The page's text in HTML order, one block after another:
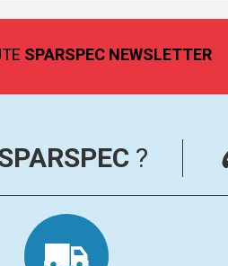
SPARSPEC NEWSLETTER
?